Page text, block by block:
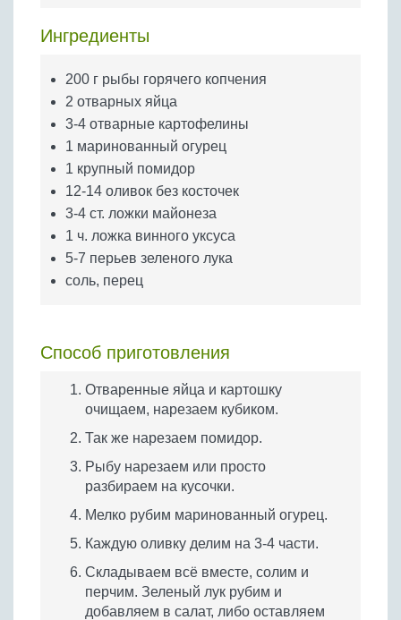
Яйца
Ингредиенты
200 г рыбы горячего копчения
2 отварных яйца
3-4 отварные картофелины
1 маринованный огурец
1 крупный помидор
12-14 оливок без косточек
3-4 ст. ложки майонеза
1 ч. ложка винного уксуса
5-7 перьев зеленого лука
соль, перец
Способ приготовления
Отваренные яйца и картошку
очищаем, нарезаем кубиком.
Так же нарезаем помидор.
Рыбу нарезаем или просто
разбираем на кусочки.
Мелко рубим маринованный огурец.
Каждую оливку делим на 3-4 части.
Складываем всё вместе, солим и
перчим. Зеленый лук рубим и
добавляем в салат, либо оставляем